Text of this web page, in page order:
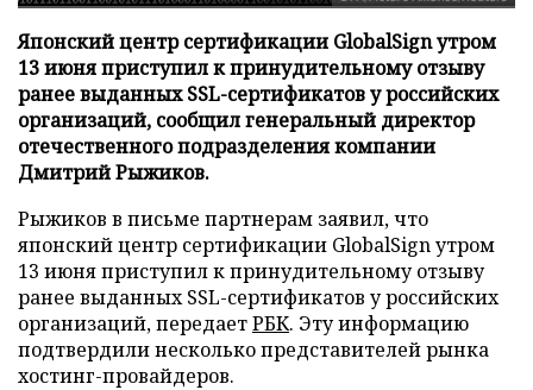
Японский центр сертификации GlobalSign утром
13 июня приступил к принудительному отзыву
ранее выданных SSL-сертификатов у российских
организаций, сообщил генеральный директор
отечественного подразделения компании
Дмитрий Рыжиков.
Рыжиков в письме партнерам заявил, что
японский центр сертификации GlobalSign утром
13 июня приступил к принудительному отзыву
ранее выданных SSL-сертификатов у российских
организаций, передаетРБК. Эту информацию
подтвердили несколько представителей рынка
хостинг-провайдеров.